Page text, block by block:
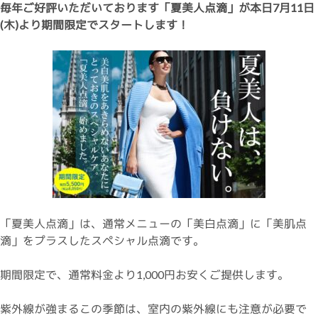
毎年ご好評いただいております「夏美人点滴」が本日7月11日
(木)より期間限定でスタートします！
「夏美人点滴」は、通常メニューの「美白点滴」に「美肌点
滴」をプラスしたスペシャル点滴です。
期間限定で、通常料金より1,000円お安くご提供します。
紫外線が強まるこの季節は、室内の紫外線にも注意が必要で